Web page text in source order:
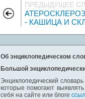
ПРЕДЫДУЩЕЕ
АТЕРОСКЛЕРОЗ
- КАШИЦА И
Об энциклопедическом
Большой
Энциклопедический
которые помогают
себя на сайте или блоге